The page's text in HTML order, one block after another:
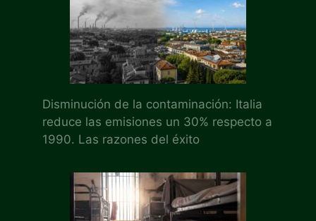
Disminución de la contaminación: Italia
reduce las emisiones un 30% respecto a
1990. Las razones del éxito